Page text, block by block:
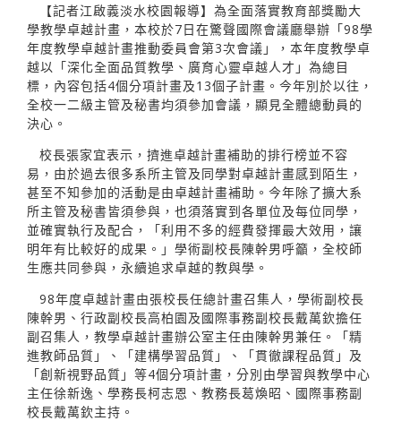
【記者江啟義淡水校園報導】為全面落實教育部獎勵大
學教學卓越計畫，本校於7日在驚聲國際會議廳舉辦「98學
年度教學卓越計畫推動委員會第3次會議」，本年度教學卓
越以「深化全面品質教學、廣育心靈卓越人才」為總目
標，內容包括4個分項計畫及13個子計畫。今年別於以往，
全校一二級主管及秘書均須參加會議，顯見全體總動員的
決心。
校長張家宜表示，擠進卓越計畫補助的排行榜並不容
易，由於過去很多系所主管及同學對卓越計畫感到陌生，
甚至不知參加的活動是由卓越計畫補助。今年除了擴大系
所主管及秘書皆須參與，也須落實到各單位及每位同學，
並確實執行及配合，「利用不多的經費發揮最大效用，讓
明年有比較好的成果。」學術副校長陳幹男呼籲，全校師
生應共同參與，永續追求卓越的教與學。
98年度卓越計畫由張校長任總計畫召集人，學術副校長
陳幹男、行政副校長高柏園及國際事務副校長戴萬欽擔任
副召集人，教學卓越計畫辦公室主任由陳幹男兼任。「精
進教師品質」、「建構學習品質」、「貫徹課程品質」及
「創新視野品質」等4個分項計畫，分別由學習與教學中心
主任徐新逸、學務長柯志恩、教務長葛煥昭、國際事務副
校長戴萬欽主持。